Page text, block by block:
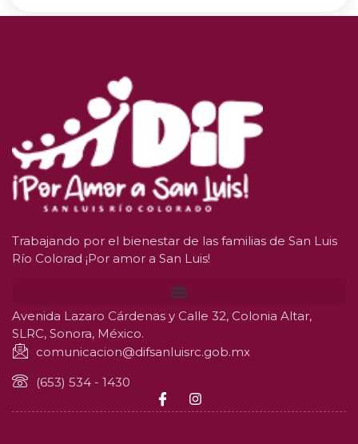
Trabajando por el bienestar de las familias de San Luis
Río Colorad ¡Por amor a San Luis!
Avenida Lazaro Cárdenas y Calle 32, Colonia Altar,
SLRC, Sonora, México.
comunicacion@difsanluisrc.gob.mx
(653) 534 - 1430